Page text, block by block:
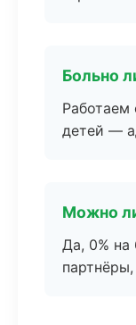
Больно
Работаем
детей —
Можно
Да, 0% на
партнёры,